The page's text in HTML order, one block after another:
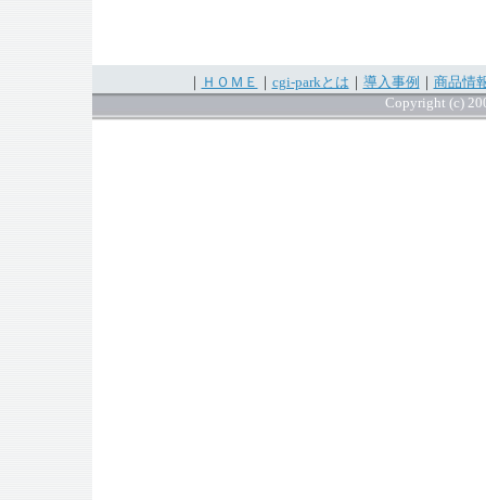
｜ ＨＯＭＥ ｜ cgi-parkとは ｜ 導入事例 ｜ 商品情
Copyright (c)